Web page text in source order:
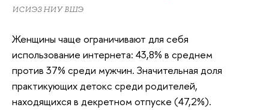
ИСИЭЗ НИУ ВШЭ
Женщины чаще ограничивают для себя
использование интернета: 43,8% в среднем
против 37% среди мужчин. Значительная доля
практикующих детокс среди родителей,
находящихся в декретном отпуске (47,2%).